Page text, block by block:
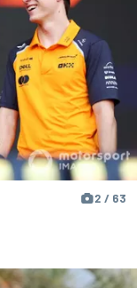
2 / 63